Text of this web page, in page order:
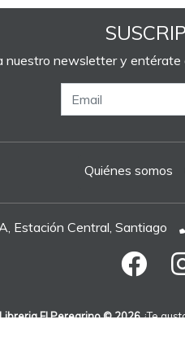
nuestro newsletter y
Quiénes somos
Estación Central, Santiago
Libreria El Peregrino © 2026¿Te